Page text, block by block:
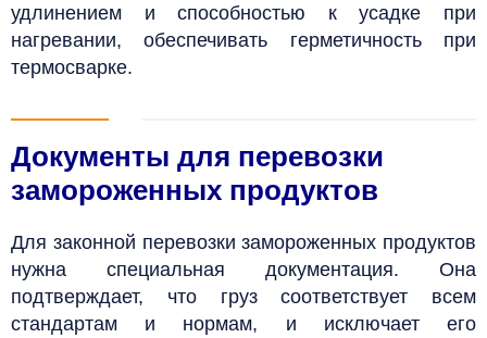
удлинением и способностью к усадке при
нагревании, обеспечивать герметичность при
термосварке.
Документы для перевозки
замороженных продуктов
Для законной перевозки замороженных продуктов
нужна специальная документация. Она
подтверждает, что груз соответствует всем
стандартам и нормам, и исключает его